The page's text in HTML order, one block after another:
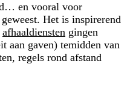
en vooral voor
Het is inspirerend
afhaaldiensten gingen
aan gaven) temidden van
regels rond afstand